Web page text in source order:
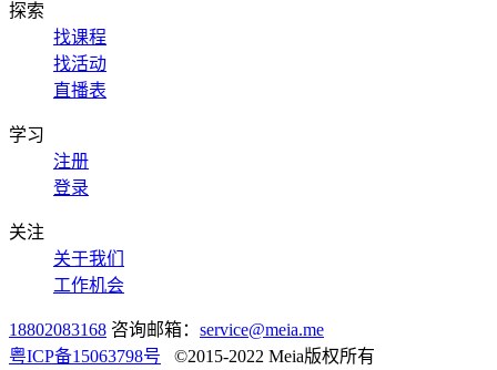
探索
找课程
找活动
直播表
学习
注册
登录
关注
关于我们
工作机会
18802083168 咨询邮箱： service@meia.me
粤ICP备15063798号 ©2015-2022 Meia版权所有